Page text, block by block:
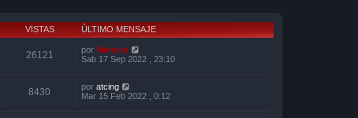
VISTAS ÚLTIMO MENSAJE
26121 por Marcelo
Sab 17 Sep 2022 , 23:10
8430 por atcing
Mar 15 Feb 2022 , 0:12